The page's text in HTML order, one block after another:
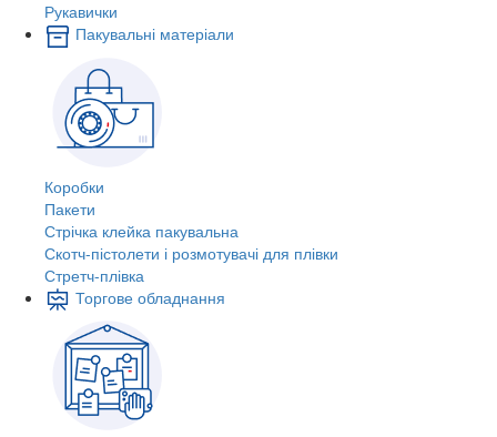
Рукавички
Пакувальні матеріали
Коробки
Пакети
Стрічка клейка пакувальна
Скотч-пістолети і розмотувачі для плівки
Стретч-плівка
Торгове обладнання